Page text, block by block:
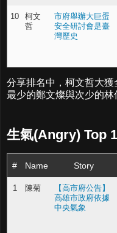
10
柯文
哲
市府舉辦大巨蛋
安全研討會是臺
灣歷史
分享排名中，柯文哲大
最少的鄭文燦與次少的林
生氣(Angry) Top
# Name Story
1 陳菊
【高市府公告】
高雄市政府依據
中央氣象